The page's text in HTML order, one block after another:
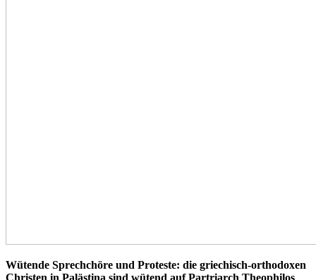
Wütende Sprechchöre und Proteste: die griechisch-orthodoxen
Christen in Palästina sind wütend auf Partriarch Theophilos